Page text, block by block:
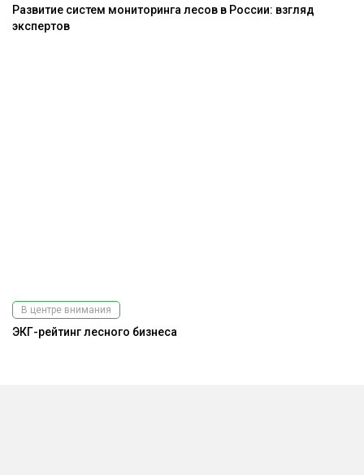
Развитие систем мониторинга лесов в России: взгляд
экспертов
В центре внимания
ЭКГ-рейтинг лесного бизнеса